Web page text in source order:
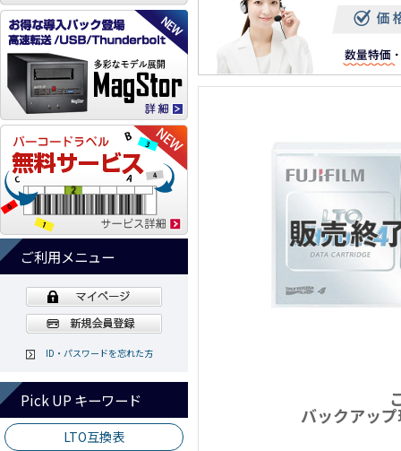
ご利用メニュー
ID・パスワードを忘れた方
Pick UP キーワード
LTO互換表
バックアッ